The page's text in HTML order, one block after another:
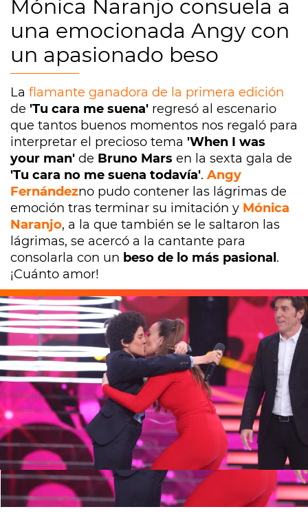
Mónica Naranjo consuela a
una emocionada Angy con
un apasionado beso
La flamante ganadora de la primera edición
de 'Tu cara me suena' regresó al escenario
que tantos buenos momentos nos regaló para
interpretar el precioso tema 'When I was
your man' de Bruno Mars en la sexta gala de
'Tu cara no me suena todavía'. Angy
Fernándezno pudo contener las lágrimas de
emoción tras terminar su imitación y Mónica
Naranjo, a la que también se le saltaron las
lágrimas, se acercó a la cantante para
consolarla con un beso de lo más pasional .
¡Cuánto amor!